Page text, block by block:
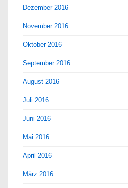
Dezember 2016
November 2016
Oktober 2016
September 2016
August 2016
Juli 2016
Juni 2016
Mai 2016
April 2016
März 2016